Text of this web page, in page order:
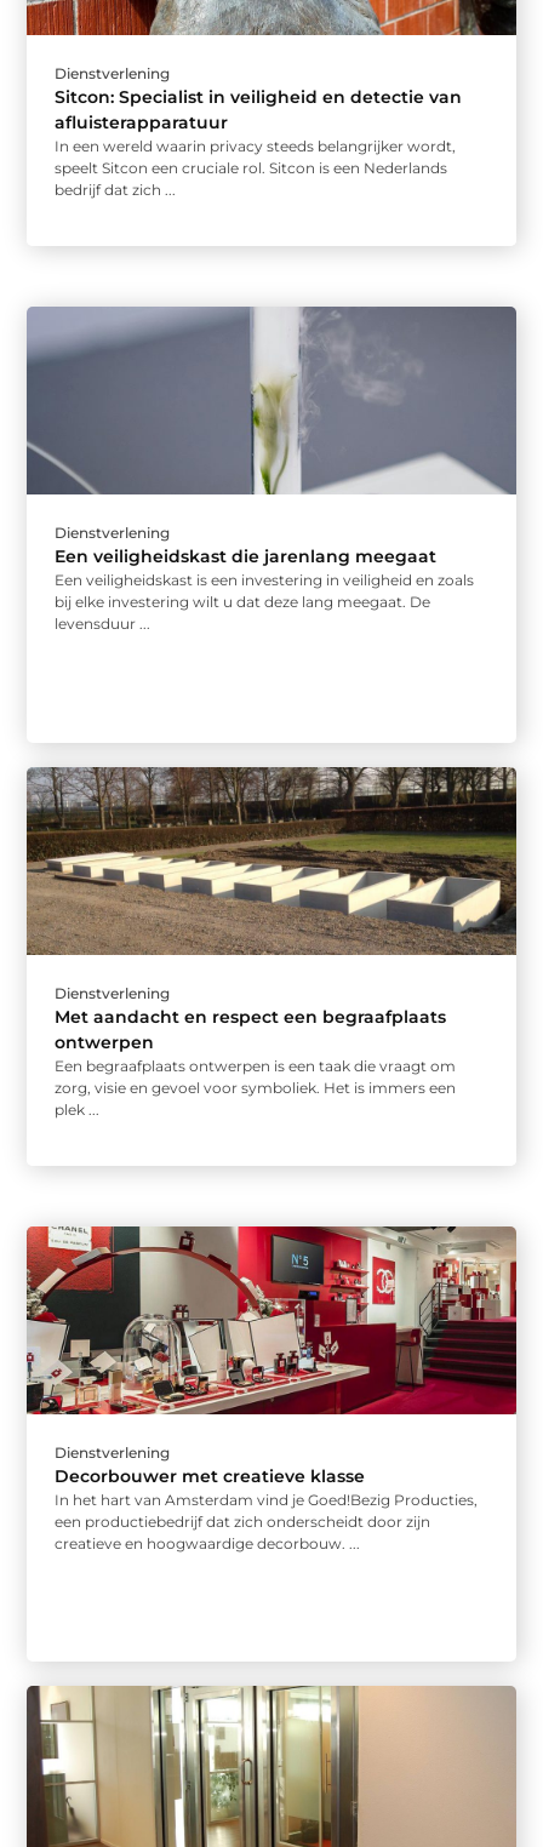
Dienstverlening
Sitcon: Specialist in veiligheid en detectie van
afluisterapparatuur
In een wereld waarin privacy steeds belangrijker wordt,
speelt Sitcon een cruciale rol. Sitcon is een Nederlands
bedrijf dat zich ...
Dienstverlening
Een veiligheidskast die jarenlang meegaat
Een veiligheidskast is een investering in veiligheid en zoals
bij elke investering wilt u dat deze lang meegaat. De
levensduur ...
Dienstverlening
Met aandacht en respect een begraafplaats
ontwerpen
Een begraafplaats ontwerpen is een taak die vraagt om
zorg, visie en gevoel voor symboliek. Het is immers een
plek ...
Dienstverlening
Decorbouwer met creatieve klasse
In het hart van Amsterdam vind je Goed!Bezig Producties,
een productiebedrijf dat zich onderscheidt door zijn
creatieve en hoogwaardige decorbouw. ...